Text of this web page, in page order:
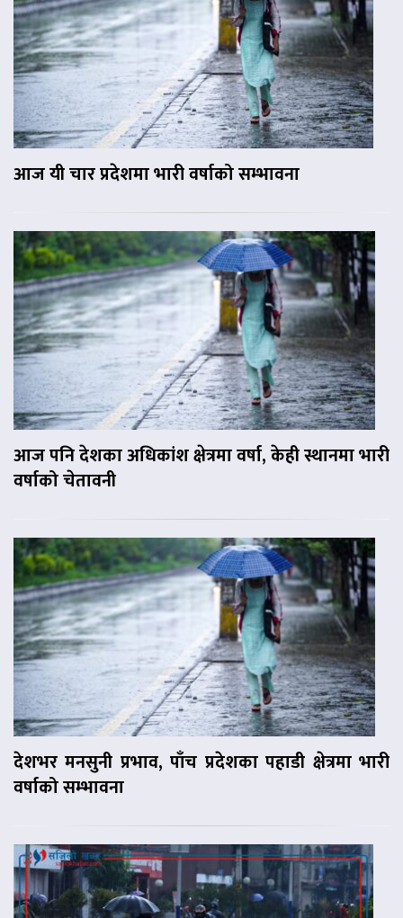
आज यी चार प्रदेशमा भारी वर्षाको सम्भावना
आज पनि देशका अधिकांश क्षेत्रमा वर्षा, केही स्थानमा भारी
वर्षाको चेतावनी
देशभर मनसुनी प्रभाव, पाँच प्रदेशका पहाडी क्षेत्रमा भारी
वर्षाको सम्भावना